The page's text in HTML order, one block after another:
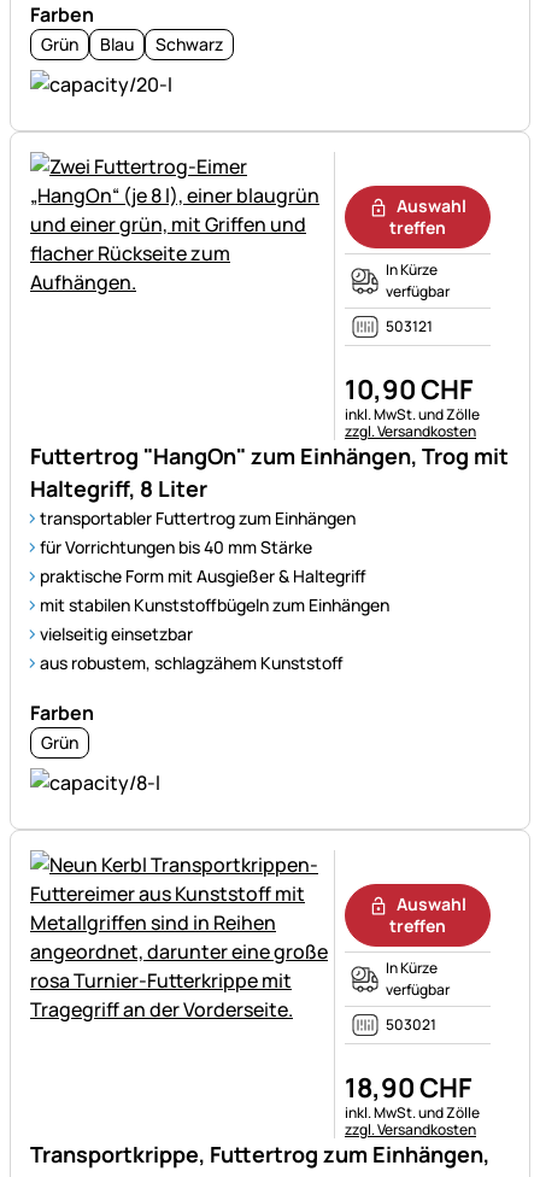
Farben
Grün Blau Schwarz
Futtertrog "HangOn" zum Einhängen, Trog mit
Haltegriff, 8 Liter
transportabler Futtertrog zum Einhängen
für Vorrichtungen bis 40 mm Stärke
praktische Form mit Ausgießer & Haltegriff
mit stabilen Kunststoffbügeln zum Einhängen
vielseitig einsetzbar
aus robustem, schlagzähem Kunststoff
Farben
Grün
Auswahl
treffen
In Kürze
verfügbar
503121
10,90CHF
Steuerhinweis:
inkl. MwSt. und Zölle
zzgl. Versandkosten
Transportkrippe, Futtertrog zum Einhängen,
Auswahl
treffen
In Kürze
verfügbar
503021
18,90CHF
Steuerhinweis:
inkl. MwSt. und Zölle
zzgl. Versandkosten